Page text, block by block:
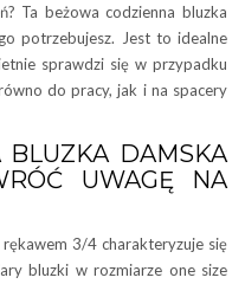
Ta beżowa codzienna bluzka
potrzebujesz. Jest to idealne
sprawdzi się w przypadku
do pracy, jak i na spacery
BLUZKA DAMSKA
UWAGĘ NA
3/4 charakteryzuje się
bluzki w rozmiarze one size